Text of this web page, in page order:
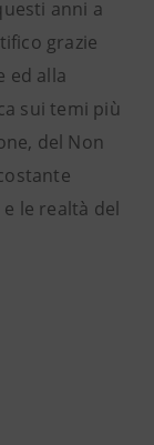
anni a
grazie
ed alla
sui temi più
del Non
le realtà del